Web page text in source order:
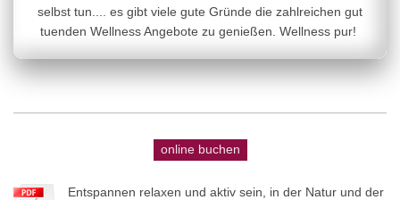
selbst tun.... es gibt viele gute Gründe die zahlreichen gut
tuenden Wellness Angebote zu genießen. Wellness pur!
online buchen
Entspannen relaxen und aktiv sein, in der Natur und der